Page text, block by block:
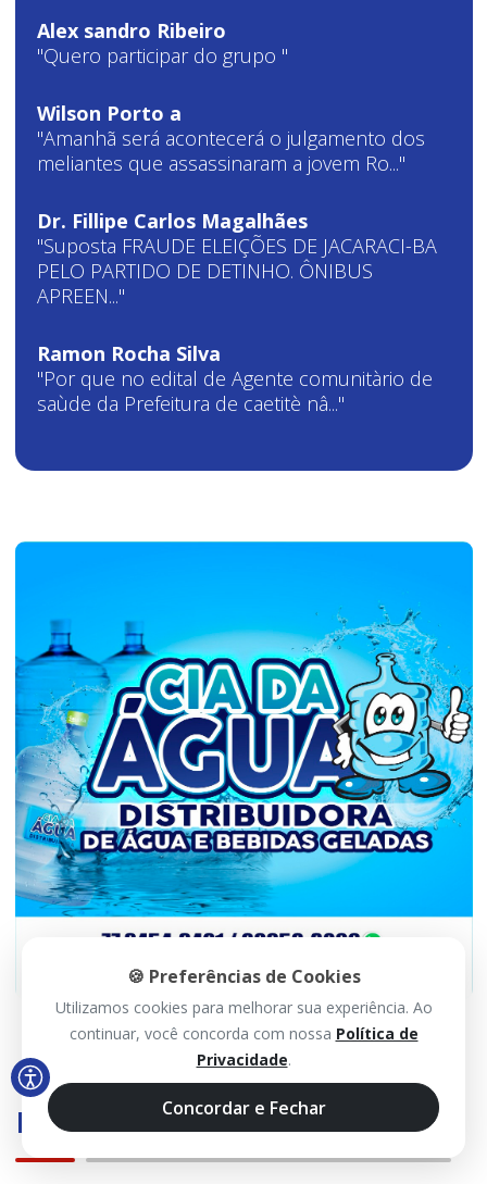
Alex sandro Ribeiro
"Quero participar do grupo "
Wilson Porto a
"Amanhã será acontecerá o julgamento dos
meliantes que assassinaram a jovem Ro..."
Dr. Fillipe Carlos Magalhães
"Suposta FRAUDE ELEIÇÕES DE JACARACI-BA
PELO PARTIDO DE DETINHO. ÔNIBUS
APREEN..."
Ramon Rocha Silva
"Por que no edital de Agente comunitàrio de
saùde da Prefeitura de caetitè nâ..."
Mais Visualizadas
🍪 Preferências de Cookies
Utilizamos cookies para melhorar sua experiência. Ao
continuar, você concorda com nossa Política de
Privacidade.
Concordar e Fechar